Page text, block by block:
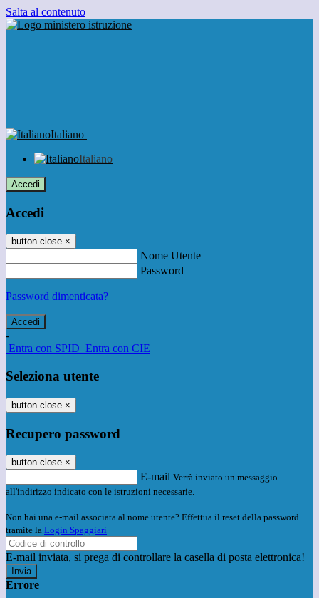
Salta al contenuto
Italiano
Italiano
Accedi
Accedi
button close ×
Nome Utente
Password
Password dimenticata?
-
Entra con SPID Entra con CIE
Seleziona utente
button close ×
Recupero password
button close ×
E-mail Verrà inviato un messaggio
all'indirizzo indicato con le istruzioni necessarie.
Non hai una e-mail associata al nome utente? Effettua il reset della password
tramite la Login Spaggiari
E-mail inviata, si prega di controllare la casella di posta elettronica!
Errore